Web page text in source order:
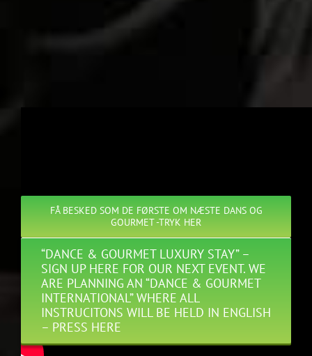
FÅ BESKED SOM DE FØRSTE OM NÆSTE DANS OG
GOURMET -TRYK HER
“DANCE & GOURMET LUXURY STAY” –
SIGN UP HERE FOR OUR NEXT EVENT. WE
ARE PLANNING AN “DANCE & GOURMET
INTERNATIONAL” WHERE ALL
INSTRUCITONS WILL BE HELD IN ENGLISH
– PRESS HERE